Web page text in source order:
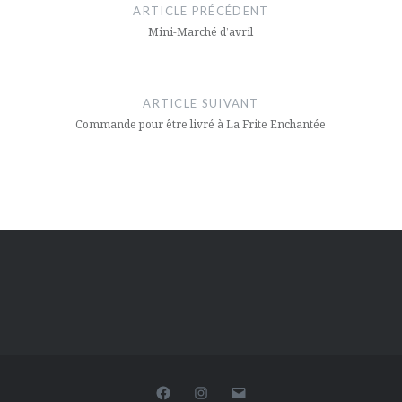
ARTICLE PRÉCÉDENT
Mini-Marché d’avril
ARTICLE SUIVANT
Commande pour être livré à La Frite Enchantée
FacebookInstagram
E-